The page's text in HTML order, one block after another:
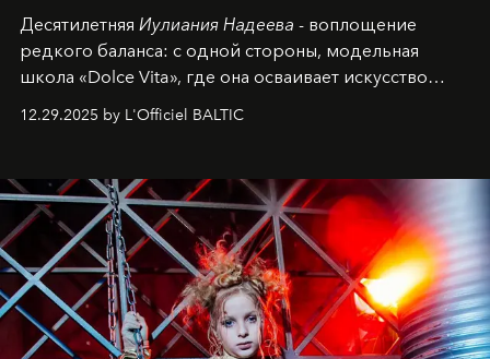
Десятилетняя Иулиания Надеева - воплощение
редкого баланса: с одной стороны, модельная
школа «Dolce Vita», где она осваивает искусство
позы и образа, с другой - подготовительная
балетная студия при хореографическом училище,
танцевального пути за плечами.
12.29.2025 by L'Officiel BALTIC